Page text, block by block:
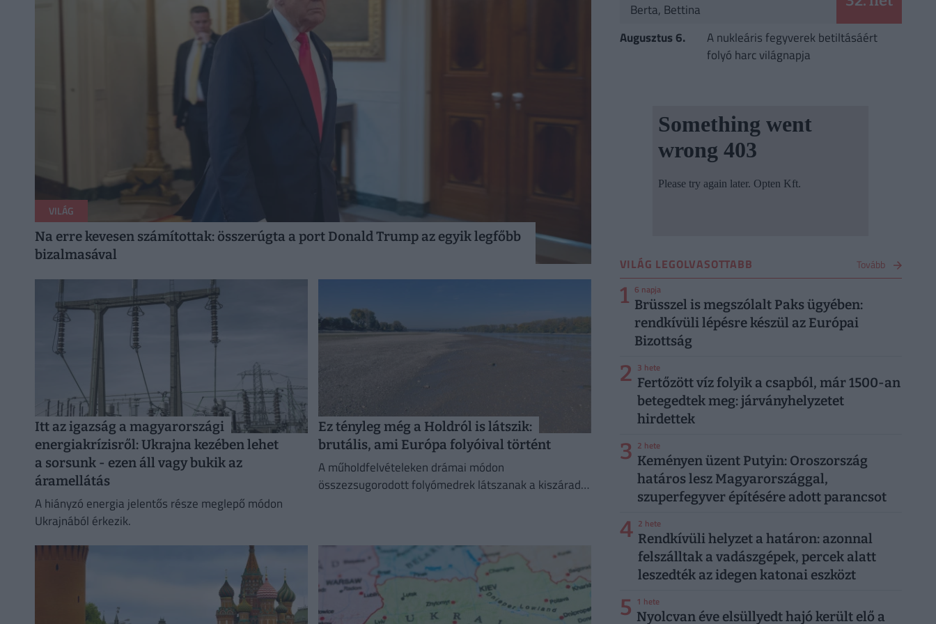
VILÁG
Na erre kevesen számítottak: összerúgta a port Donald Trump az egyik legfőbb
bizalmasával
Itt az igazság a magyarországi
energiakrízisről: Ukrajna kezében lehet
a sorsunk - ezen áll vagy bukik az
áramellátás
A hiányzó energia jelentős része meglepő módon
Ukrajnából érkezik.
Ez tényleg még a Holdról is látszik:
brutális, ami Európa folyóival történt
A műholdfelvételeken drámai módon
összezsugorodott folyómedrek látszanak a kiszáradt
Berta, Bettina
Augusztus 6.
A nukleáris fegyverek betiltásáért
folyó harc világnapja
VILÁG LEGOLVASOTTABB Tovább
1 6 napja
Brüsszel is megszólalt Paks ügyében:
rendkívüli lépésre készül az Európai
Bizottság
2 3 hete
Fertőzött víz folyik a csapból, már 1500-an
betegedtek meg: járványhelyzetet
hirdettek
3 2 hete
Keményen üzent Putyin: Oroszország
határos lesz Magyarországgal,
szuperfegyver építésére adott parancsot
4 2 hete
Rendkívüli helyzet a határon: azonnal
felszálltak a vadászgépek, percek alatt
leszedték az idegen katonai eszközt
5 1 hete
Nyolcvan éve elsüllyedt hajó került elő a